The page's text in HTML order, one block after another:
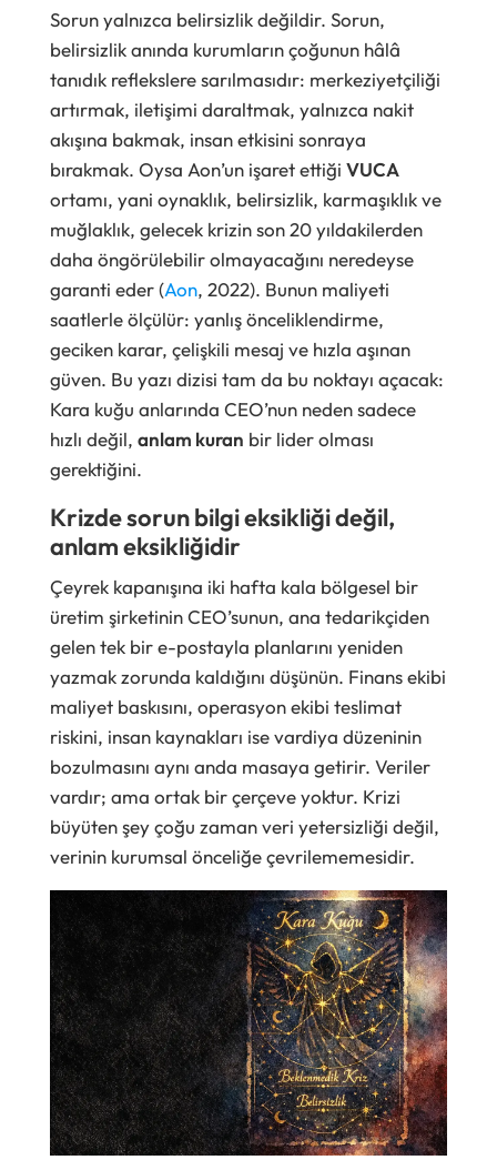
Sorun yalnızca belirsizlik değildir. Sorun,
belirsizlik anında kurumların çoğunun hâlâ
tanıdık reflekslere sarılmasıdır: merkeziyetçiliği
artırmak, iletişimi daraltmak, yalnızca nakit
akışına bakmak, insan etkisini sonraya
bırakmak. Oysa Aon’un işaret ettiği VUCA
ortamı, yani oynaklık, belirsizlik, karmaşıklık ve
muğlaklık, gelecek krizin son 20 yıldakilerden
daha öngörülebilir olmayacağını neredeyse
garanti eder (Aon, 2022). Bunun maliyeti
saatlerle ölçülür: yanlış önceliklendirme,
geciken karar, çelişkili mesaj ve hızla aşınan
güven. Bu yazı dizisi tam da bu noktayı açacak:
Kara kuğu anlarında CEO’nun neden sadece
hızlı değil, anlam kuran bir lider olması
gerektiğini.
Krizde sorun bilgi eksikliği değil,
anlam eksikliğidir
Çeyrek kapanışına iki hafta kala bölgesel bir
üretim şirketinin CEO’sunun, ana tedarikçiden
gelen tek bir e-postayla planlarını yeniden
yazmak zorunda kaldığını düşünün. Finans ekibi
maliyet baskısını, operasyon ekibi teslimat
riskini, insan kaynakları ise vardiya düzeninin
bozulmasını aynı anda masaya getirir. Veriler
vardır; ama ortak bir çerçeve yoktur. Krizi
büyüten şey çoğu zaman veri yetersizliği değil,
verinin kurumsal önceliğe çevrilememesidir.